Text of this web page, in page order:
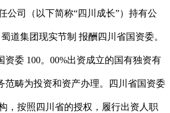
公司（以下简称“四川成长”）持有公
道集团现实节制 报酬四川省国资委。
资委 100。00%出资成立的国有独资有
范畴为投资和资产办理。四川省国资委
，按照四川省的授权，履行出资人职